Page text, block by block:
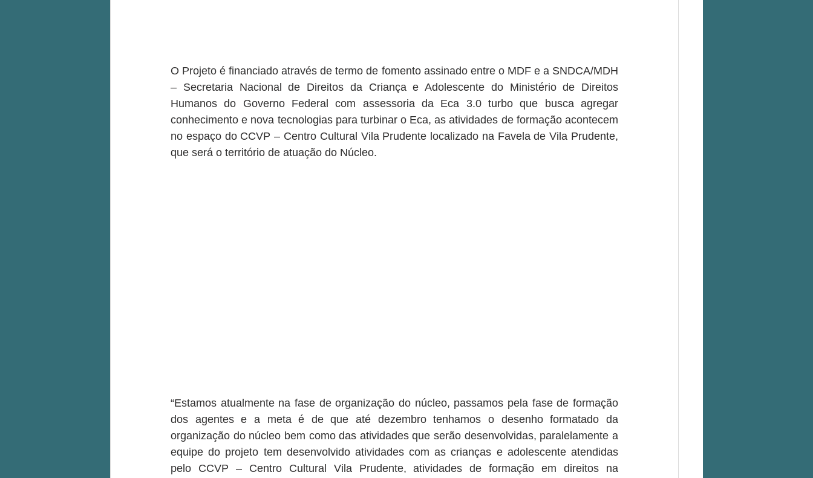
O Projeto é financiado através de termo de fomento assinado entre o MDF e a SNDCA/MDH
– Secretaria Nacional de Direitos da Criança e Adolescente do Ministério de Direitos
Humanos do Governo Federal com assessoria da Eca 3.0 turbo que busca agregar
conhecimento e nova tecnologias para turbinar o Eca, as atividades de formação acontecem
no espaço do CCVP – Centro Cultural Vila Prudente localizado na Favela de Vila Prudente,
que será o território de atuação do Núcleo.
“Estamos atualmente na fase de organização do núcleo, passamos pela fase de formação
dos agentes e a meta é de que até dezembro tenhamos o desenho formatado da
organização do núcleo bem como das atividades que serão desenvolvidas, paralelamente a
equipe do projeto tem desenvolvido atividades com as crianças e adolescente atendidas
pelo CCVP – Centro Cultural Vila Prudente, atividades de formação em direitos na